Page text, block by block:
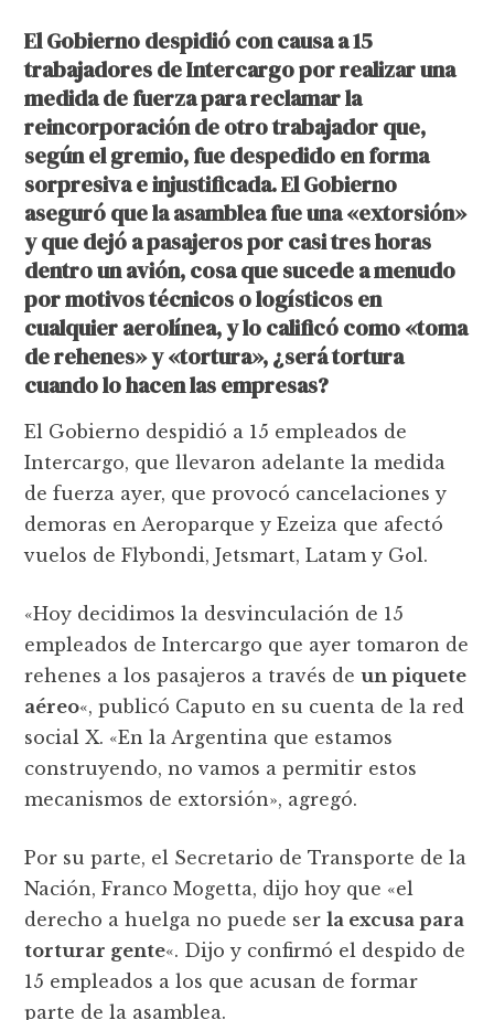
El Gobierno despidió con causa a 15
trabajadores de Intercargo por realizar una
medida de fuerza para reclamar la
reincorporación de otro trabajador que,
según el gremio, fue despedido en forma
sorpresiva e injustificada. El Gobierno
aseguró que la asamblea fue una «extorsión»
y que dejó a pasajeros por casi tres horas
dentro un avión, cosa que sucede a menudo
por motivos técnicos o logísticos en
cualquier aerolínea, y lo calificó como «toma
de rehenes» y «tortura», ¿será tortura
cuando lo hacen las empresas?
El Gobierno despidió a 15 empleados de
Intercargo, que llevaron adelante la medida
de fuerza ayer, que provocó cancelaciones y
demoras en Aeroparque y Ezeiza que afectó
vuelos de Flybondi, Jetsmart, Latam y Gol.
«Hoy decidimos la desvinculación de 15
empleados de Intercargo que ayer tomaron de
rehenes a los pasajeros a través deun piquete
aéreo«, publicó Caputo en su cuenta de la red
social X. «En la Argentina que estamos
construyendo, no vamos a permitir estos
mecanismos de extorsión», agregó.
Por su parte, el Secretario de Transporte de la
Nación, Franco Mogetta, dijo hoy que «el
derecho a huelga no puede serla excusa para
torturar gente«. Dijo y confirmó el despido de
15 empleados a los que acusan de formar
parte de la asamblea.